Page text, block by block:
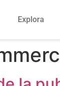
Explora